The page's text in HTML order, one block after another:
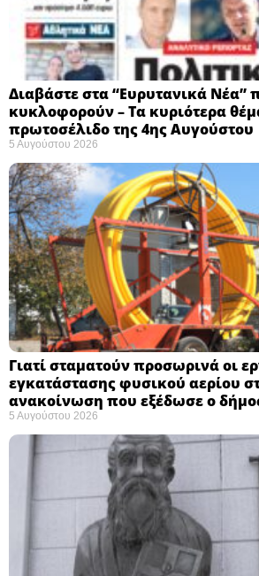
Διαβάστε στα “Ευρυτανικά Νέα”
κυκλοφορούν – Τα κυριότερα
πρωτοσέλιδο της 4ης Αυγούστου
5 Αυγούστου 2026
Γιατί σταματούν προσωρινά οι
εγκατάστασης φυσικού αερίου
ανακοίνωση που εξέδωσε ο
5 Αυγούστου 2026